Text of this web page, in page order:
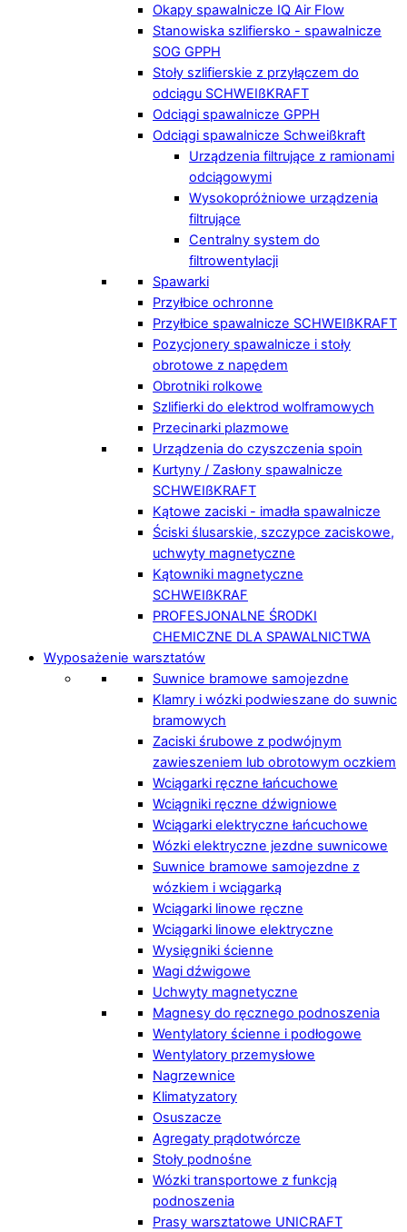
Okapy spawalnicze IQ Air Flow
Stanowiska szlifiersko - spawalnicze
SOG GPPH
Stoły szlifierskie z przyłączem do
odciągu SCHWEIßKRAFT
Odciągi spawalnicze GPPH
Odciągi spawalnicze Schweißkraft
Urządzenia filtrujące z ramionami
odciągowymi
Wysokopróżniowe urządzenia
filtrujące
Centralny system do
filtrowentylacji
Spawarki
Przyłbice ochronne
Przyłbice spawalnicze SCHWEIßKRAFT
Pozycjonery spawalnicze i stoły
obrotowe z napędem
Obrotniki rolkowe
Szlifierki do elektrod wolframowych
Przecinarki plazmowe
Urządzenia do czyszczenia spoin
Kurtyny / Zasłony spawalnicze
SCHWEIßKRAFT
Kątowe zaciski - imadła spawalnicze
Ściski ślusarskie, szczypce zaciskowe,
uchwyty magnetyczne
Kątowniki magnetyczne
SCHWEIßKRAF
PROFESJONALNE ŚRODKI
CHEMICZNE DLA SPAWALNICTWA
Wyposażenie warsztatów
Suwnice bramowe samojezdne
Klamry i wózki podwieszane do suwnic
bramowych
Zaciski śrubowe z podwójnym
zawieszeniem lub obrotowym oczkiem
Wciągarki ręczne łańcuchowe
Wciągniki ręczne dźwigniowe
Wciągarki elektryczne łańcuchowe
Wózki elektryczne jezdne suwnicowe
Suwnice bramowe samojezdne z
wózkiem i wciągarką
Wciągarki linowe ręczne
Wciągarki linowe elektryczne
Wysięgniki ścienne
Wagi dźwigowe
Uchwyty magnetyczne
Magnesy do ręcznego podnoszenia
Wentylatory ścienne i podłogowe
Wentylatory przemysłowe
Nagrzewnice
Klimatyzatory
Osuszacze
Agregaty prądotwórcze
Stoły podnośne
Wózki transportowe z funkcją
podnoszenia
Prasy warsztatowe UNICRAFT